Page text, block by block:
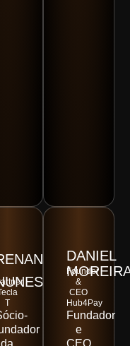
T
DANIEL
Founder
&
CEO
Hub4Pay
Fundador
e